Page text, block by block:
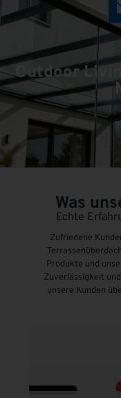
Outdoor
Was
Echte
Zufriedene
Produkte und
Zuverlässigkeit
unsere Kunden